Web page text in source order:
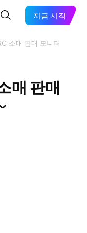
지금 시작
소매 판매 모니터
매 판매